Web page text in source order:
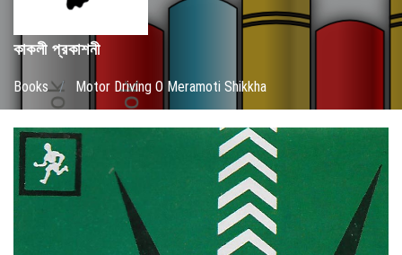
কাকলী প্রকাশনী
Books / Motor Driving O Meramoti Shikkha